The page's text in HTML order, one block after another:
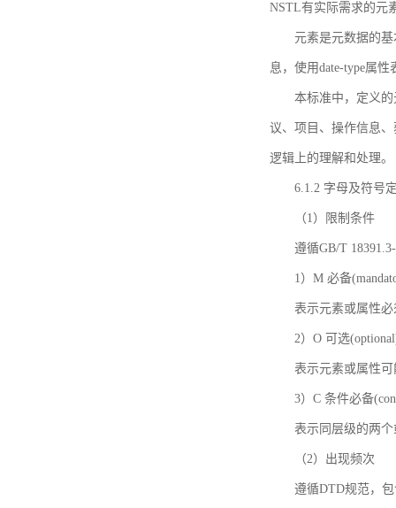
NSTL有实际需求的元
元素是元数据的
息，使用date-type属
本标准中，定义
议、项目、操作信息
逻辑上的理解和处理。
6.1.2 字母及符号
（1）限制条件
遵循GB/T
1）M 必备
表示元素或属性
2）O 可选
表示元素或属性
3）C 条件必备
表示同层级的两
（2）出现频次
遵循DTD规范，